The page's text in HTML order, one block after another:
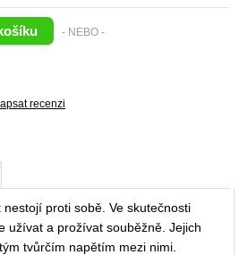
- NEBO -
recenzi
proti sobě. Ve skutečnosti
užívat a prožívat souběžně. Jejich
tvůrčím napětím mezi nimi.